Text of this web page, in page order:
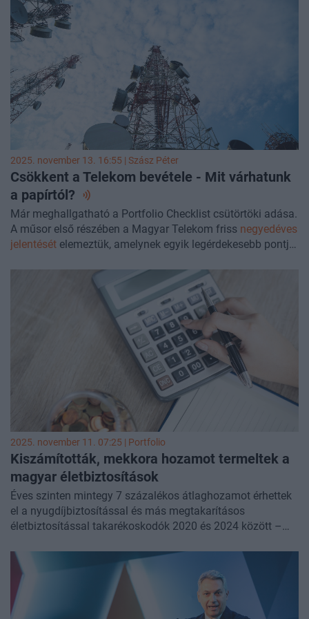
nappal azt követően, hogy a kormány bemutatta a
csomagot és beterjesztette a törvényjavaslatot a parlament
elé, kivételességi eljárásban el is fogadták a képviselők.
2025. november 13. 16:55 | Szász Péter
Csökkent a Telekom bevétele - Mit várhatunk
a papírtól?
Már meghallgatható a Portfolio Checklist csütörtöki adása.
A műsor első részében a Magyar Telekom friss negyedéves
jelentését elemeztük, amelynek egyik legérdekesebb pontja,
összevetésben. Vendégünk volt
Fekete Beatrix
pénzügyi elemzője. A második blokkban az adózásról
beszélgettünk, hiszen változások érkeznek az Online
Nyomtatványkitöltésben (ONYA). Szóba került az eSzja-
rendszer is: mire kell figyelniük a vállalkozásoknak, és
milyen költségekkel kell számolniuk. Mindezt
Szadai
, a WTS Klient adótanácsadási üzletágvezető
2025. november 11. 07:25 | Portfolio
Kiszámították, mekkora hozamot termeltek a
magyar életbiztosítások
Éves szinten mintegy 7 százalékos átlaghozamot érhettek
el a nyugdíjbiztosítással és más megtakarításos
életbiztosítással takarékoskodók 2020 és 2024 között –
eszközalap ötéves teljesítményét vizsgálták.